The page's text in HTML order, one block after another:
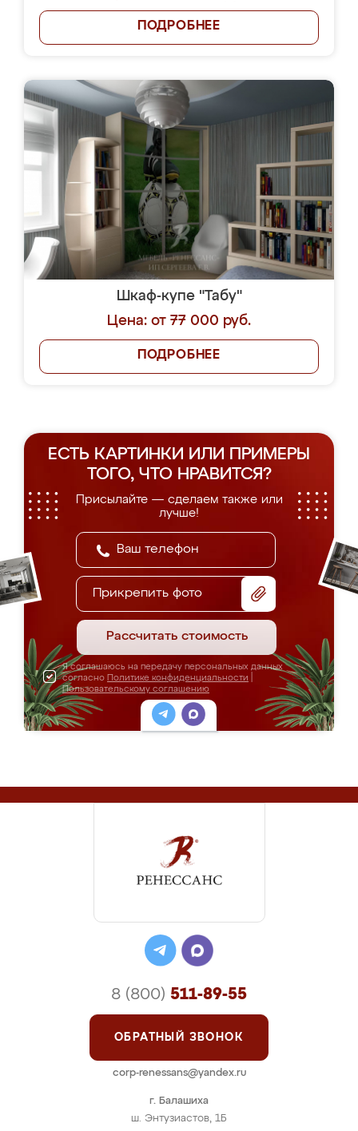
ПОДРОБНЕЕ
Шкаф-купе "Табу"
Цена: от 77 000 руб.
ПОДРОБНЕЕ
ЕСТЬ КАРТИНКИ ИЛИ ПРИМЕРЫ
ТОГО, ЧТО НРАВИТСЯ?
Присылайте — сделаем также или
лучше!
Прикрепить фото
Рассчитать стоимость
Я соглашаюсь на передачу персональных данных
согласно Политике конфиденциальности
Пользовательскому соглашению
г. Балашиха
ш. Энтузиастов, 1Б
8 (800) 511-89-55
ОБРАТНЫЙ ЗВОНОК
corp-renessans@yandex.ru